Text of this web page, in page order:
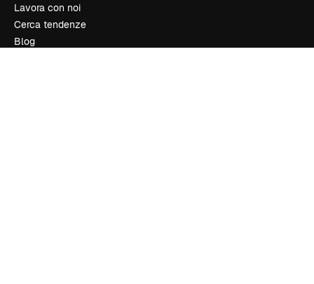
Lavora con noi
Cerca tendenze
Blog